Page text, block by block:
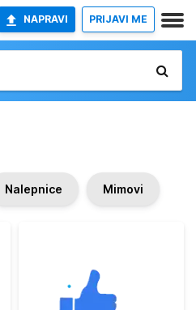
NAPRAVI PRIJAVI ME
Nalepnice Mimovi